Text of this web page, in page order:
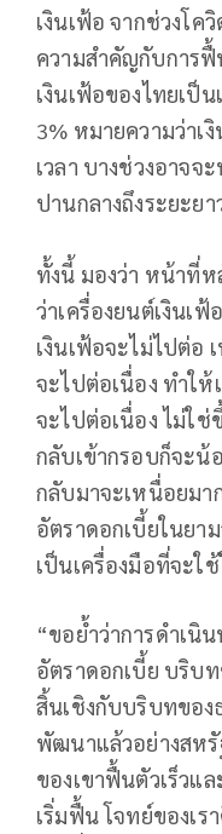
เงินเฟ้อ จากช่วงโค
ความสำคัญกับการฟื้
เงินเฟ้อของไทยเ
3% หมายความว่าเ
เวลา บางช่วงอาจจ
ปานกลางถึงระยะย
ทั้งนี้ มองว่า หน้าที่
ว่าเครื่องยนต์เงินเ
เงินเฟ้อจะไม่ไปต่อ
จะไปต่อเนื่อง ทำให้
จะไปต่อเนื่อง ไม่ใช่
กลับเข้ากรอบก็จะน้
กลับมาจะเหนื่อยมา
อัตราดอกเบี้ยในยา
เป็นเครื่องมือที่จะใ
“ขอย้ำว่าการดำเนิ
อัตราดอกเบี้ย บริบ
สิ้นเชิงกับบริบทของ
พัฒนาแล้วอย่างสหรั
ของเขาฟื้นตัวเร็วแ
เริ่มฟื้น โจทย์ของเร